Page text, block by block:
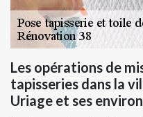
Les opérations de
tapisseries dans la
Uriage et ses